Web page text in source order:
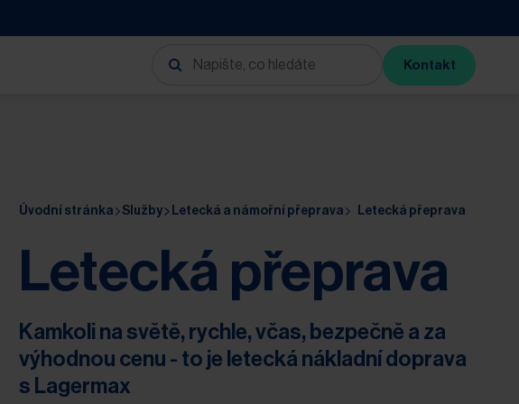
Kontakt
Úvodní stránka Služby Letecká a námořní přeprava Letecká přeprava
Letecká přeprava
Kamkoli na světě, rychle, včas, bezpečně a za
výhodnou cenu - to je letecká nákladní doprava
s Lagermax